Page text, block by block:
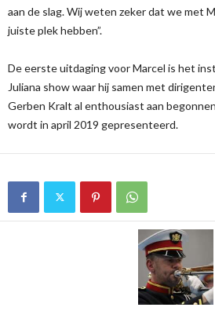
aan de slag. Wij weten zeker dat we met
juiste plek hebben”.
De eerste uitdaging voor Marcel is het
Juliana show waar hij samen met
Gerben Kralt al enthousiast aan
wordt in april 2019 gepresenteerd.